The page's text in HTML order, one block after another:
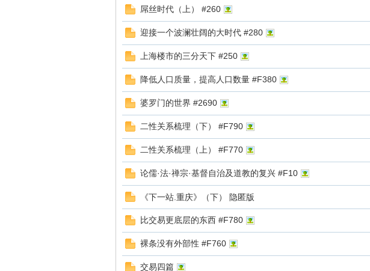
屌丝时代（上） #260
迎接一个波澜壮阔的大时代 #280
上海楼市的三分天下 #250
降低人口质量，提高人口数量 #F380
婆罗门的世界 #2690
二性关系梳理（下） #F790
二性关系梳理（上） #F770
论儒·法·禅宗·基督自治及道教的复兴 #F10
《下一站.重庆》（下） 隐匿版
比交易更底层的东西 #F780
裸条没有外部性 #F760
交易四篇